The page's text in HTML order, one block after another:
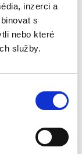
inzerci a
s
nebo které
služby.